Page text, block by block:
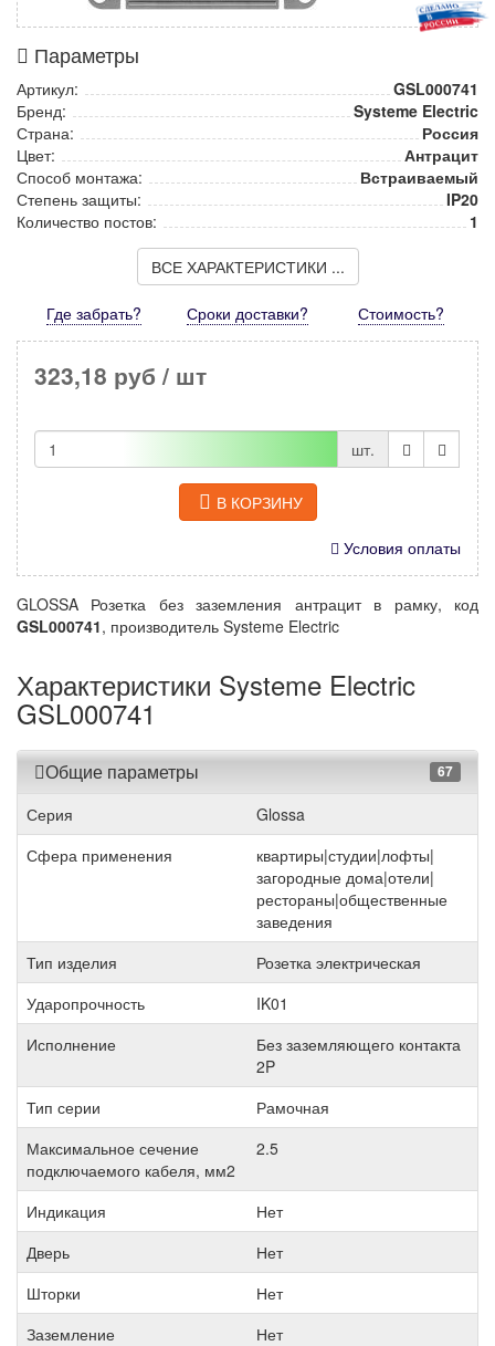
Параметры
Артикул:
GSL000741
Бренд:
Systeme Electric
Страна:
Россия
Цвет:
Антрацит
Способ монтажа:
Встраиваемый
Степень защиты:
IP20
Количество постов:
1
ВСЕ ХАРАКТЕРИСТИКИ ...
Где забрать? Сроки доставки? Стоимость?
323,18 руб / шт
шт.
В КОРЗИНУ
Условия оплаты
GLOSSA Розетка без заземления антрацит в рамку, код
GSL000741, производитель Systeme Electric
Характеристики Systeme Electric
GSL000741
Общие параметры 67
Серия
Glossa
Сфера применения
квартиры|студии|лофты|
загородные дома|отели|
рестораны|общественные
заведения
Тип изделия
Розетка электрическая
Ударопрочность
IK01
Исполнение
Без заземляющего контакта
2P
Тип серии
Рамочная
Максимальное сечение
подключаемого кабеля, мм2
2.5
Индикация
Нет
Дверь
Нет
Шторки
Нет
Заземление
Нет